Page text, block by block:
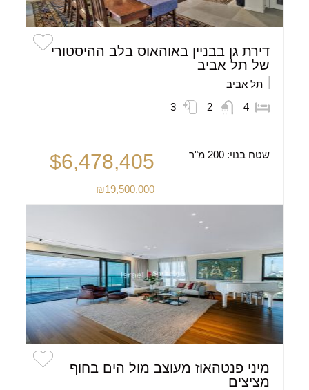
דירת גן בבניין באוהאוס בלב ההיסטורי
של תל אביב
תל אביב
4
2
3
שטח בנוי:200 מ"ר $6,478,405
₪19,500,000
מיני פנטהאוז מעוצב מול הים בחוף
מציצים